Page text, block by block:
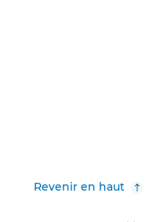
Revenir en haut